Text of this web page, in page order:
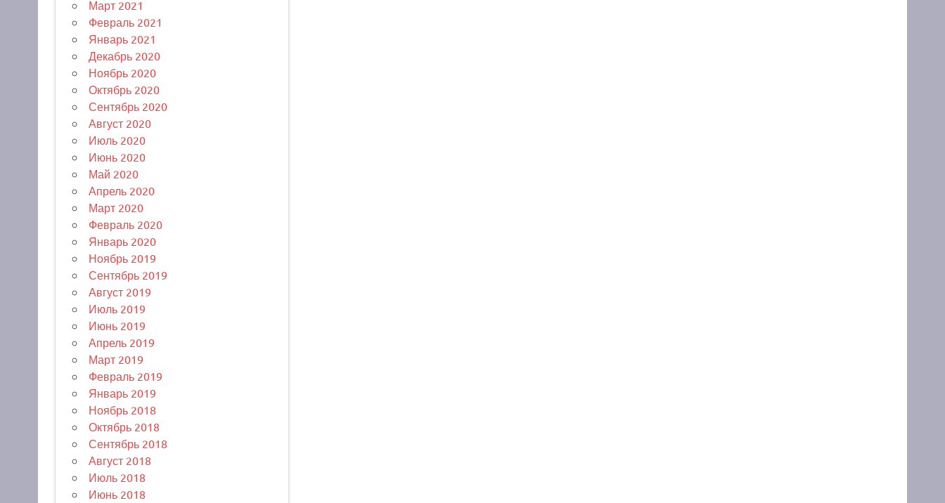
Март 2021
Февраль 2021
Январь 2021
Декабрь 2020
Ноябрь 2020
Октябрь 2020
Сентябрь 2020
Август 2020
Июль 2020
Июнь 2020
Май 2020
Апрель 2020
Март 2020
Февраль 2020
Январь 2020
Ноябрь 2019
Сентябрь 2019
Август 2019
Июль 2019
Июнь 2019
Апрель 2019
Март 2019
Февраль 2019
Январь 2019
Ноябрь 2018
Октябрь 2018
Сентябрь 2018
Август 2018
Июль 2018
Июнь 2018